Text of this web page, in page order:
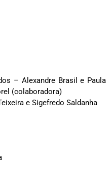
– Alexandre Brasil e Paula
(colaboradora)
e Sigefredo Saldanha